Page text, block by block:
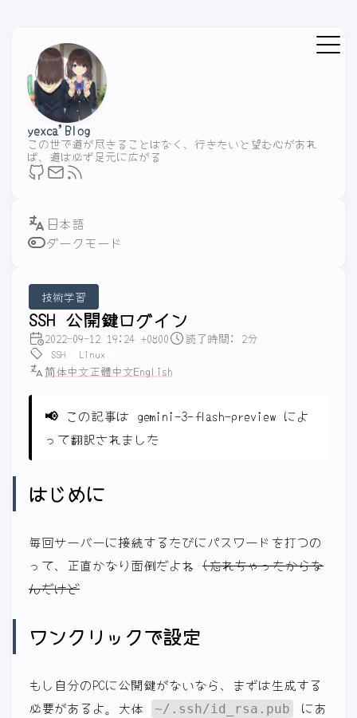
yexca'Blog
この世で道が尽きることはなく、行きたいと望む心があれ
ば、道は必ず足元に広がる
ダークモード
技術学習
SSH 公開鍵ログイン
2022-09-12 19:24 +0800 読了時間: 2分
SSH Linux
简体中文正體中文English
📢この記事は gemini-3-flash-preview によ
って翻訳されました
はじめに
毎回サーバーに接続するたびにパスワードを打つの
って、正直かなり面倒だよね (忘れちゃったからな
んだけど
ワンクリックで設定
もし自分のPCに公開鍵がないなら、まずは生成する
必要があるよ。大体
~/.ssh/id_rsa.pub
にあ